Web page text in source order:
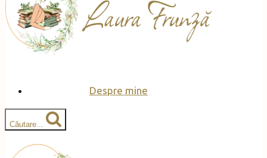
Despre mine
Căutare...